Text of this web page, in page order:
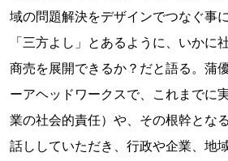
域の問題解決をデザインでつなぐ事
「三方よし」とあるように、いかに
商売を展開できるか？だと語る。蒲
ーアヘッドワークスで、これまでに
業の社会的責任）や、その根幹とな
話ししていただき、行政や企業、地